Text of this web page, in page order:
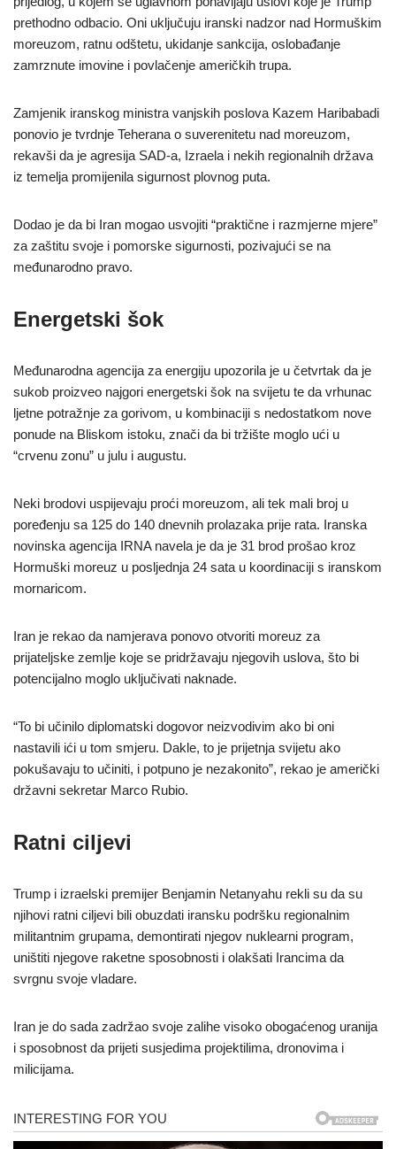
prethodno odbacio. Oni uključuju iranski nadzor nad Hormuškim
moreuzom, ratnu odštetu, ukidanje sankcija, oslobađanje
zamrznute imovine i povlačenje američkih trupa.
Zamjenik iranskog ministra vanjskih poslova Kazem Haribabadi
ponovio je tvrdnje Teherana o suverenitetu nad moreuzom,
rekavši da je agresija SAD-a, Izraela i nekih regionalnih država
iz temelja promijenila sigurnost plovnog puta.
Dodao je da bi Iran mogao usvojiti “praktične i razmjerne mjere”
za zaštitu svoje i pomorske sigurnosti, pozivajući se na
međunarodno pravo.
Energetski šok
Međunarodna agencija za energiju upozorila je u četvrtak da je
sukob proizveo najgori energetski šok na svijetu te da vrhunac
ljetne potražnje za gorivom, u kombinaciji s nedostatkom nove
ponude na Bliskom istoku, znači da bi tržište moglo ući u
“crvenu zonu” u julu i augustu.
Neki brodovi uspijevaju proći moreuzom, ali tek mali broj u
poređenju sa 125 do 140 dnevnih prolazaka prije rata. Iranska
novinska agencija IRNA navela je da je 31 brod prošao kroz
Hormuški moreuz u posljednja 24 sata u koordinaciji s iranskom
mornaricom.
Iran je rekao da namjerava ponovo otvoriti moreuz za
prijateljske zemlje koje se pridržavaju njegovih uslova, što bi
potencijalno moglo uključivati naknade.
“To bi učinilo diplomatski dogovor neizvodivim ako bi oni
nastavili ići u tom smjeru. Dakle, to je prijetnja svijetu ako
pokušavaju to učiniti, i potpuno je nezakonito”, rekao je američki
državni sekretar Marco Rubio.
Ratni ciljevi
Trump i izraelski premijer Benjamin Netanyahu rekli su da su
njihovi ratni ciljevi bili obuzdati iransku podršku regionalnim
militantnim grupama, demontirati njegov nuklearni program,
uništiti njegove raketne sposobnosti i olakšati Irancima da
svrgnu svoje vladare.
Iran je do sada zadržao svoje zalihe visoko obogaćenog uranija
i sposobnost da prijeti susjedima projektilima, dronovima i
milicijama.